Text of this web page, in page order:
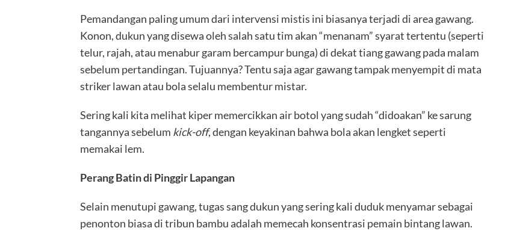
Pemandangan paling umum dari intervensi mistis ini biasanya terjadi di area gawang.
Konon, dukun yang disewa oleh salah satu tim akan “menanam” syarat tertentu (seperti
telur, rajah, atau menabur garam bercampur bunga) di dekat tiang gawang pada malam
sebelum pertandingan. Tujuannya? Tentu saja agar gawang tampak menyempit di mata
striker lawan atau bola selalu membentur mistar.
Sering kali kita melihat kiper memercikkan air botol yang sudah “didoakan” ke sarung
tangannya sebelum kick-off, dengan keyakinan bahwa bola akan lengket seperti
memakai lem.
Perang Batin di Pinggir Lapangan
Selain menutupi gawang, tugas sang dukun yang sering kali duduk menyamar sebagai
penonton biasa di tribun bambu adalah memecah konsentrasi pemain bintang lawan.